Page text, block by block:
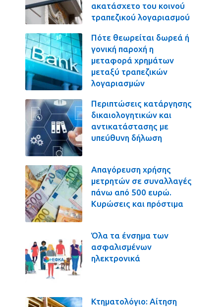
ακατάσχετο του κοινού
τραπεζικού λογαριασμού
Πότε θεωρείται δωρεά ή
γονική παροχή η
μεταφορά χρημάτων
μεταξύ τραπεζικών
λογαριασμών
Περιπτώσεις κατάργησης
δικαιολογητικών και
αντικατάστασης με
υπεύθυνη δήλωση
Απαγόρευση χρήσης
μετρητών σε συναλλαγές
πάνω από 500 ευρώ.
Κυρώσεις και πρόστιμα
Όλα τα ένσημα των
ασφαλισμένων
ηλεκτρονικά
Κτηματολόγιο: Αίτηση